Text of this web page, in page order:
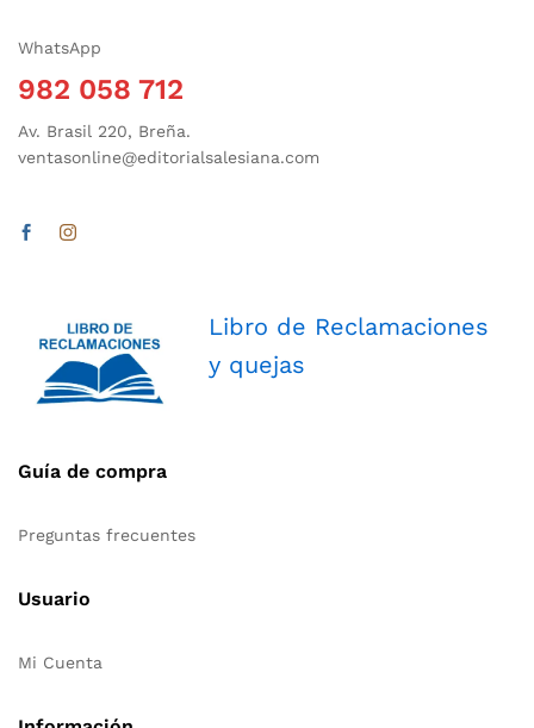
WhatsApp
982 058 712
Av. Brasil 220, Breña.
ventasonline@editorialsalesiana.com
Libro de Reclamaciones
y quejas
Guía de compra
Preguntas frecuentes
Usuario
Mi Cuenta